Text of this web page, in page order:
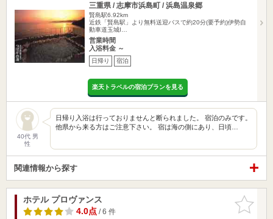
三重県 / 志摩市浜島町 / 浜島温泉郷
賢島駅6.92km
近鉄「賢島駅」より無料送迎バスで約20分(要予約)伊勢自
動車道玉城I…
営業時間
入浴料金 ～
日帰り 宿泊
楽天トラベルの宿泊プランを見る
40代 男
性
日帰り入浴は行っておりませんと断られました。 宿泊のみです。
他県から来る方はご注意下さい。 宿は海の側にあり、日頃…
関連情報から探す
お気に入
りに追加
ホテル プロヴァンス
4.0点/ 6 件